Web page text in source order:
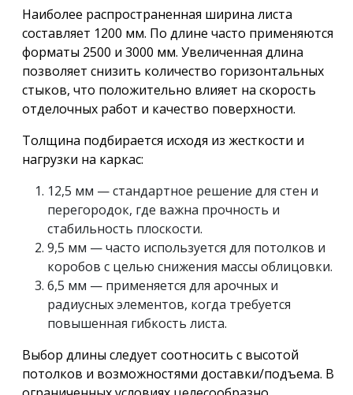
Наиболее распространенная ширина листа
составляет 1200 мм. По длине часто применяются
форматы 2500 и 3000 мм. Увеличенная длина
позволяет снизить количество горизонтальных
стыков, что положительно влияет на скорость
отделочных работ и качество поверхности.
Толщина подбирается исходя из жесткости и
нагрузки на каркас:
12,5 мм — стандартное решение для стен и
перегородок, где важна прочность и
стабильность плоскости.
9,5 мм — часто используется для потолков и
коробов с целью снижения массы облицовки.
6,5 мм — применяется для арочных и
радиусных элементов, когда требуется
повышенная гибкость листа.
Выбор длины следует соотносить с высотой
потолков и возможностями доставки/подъема. В